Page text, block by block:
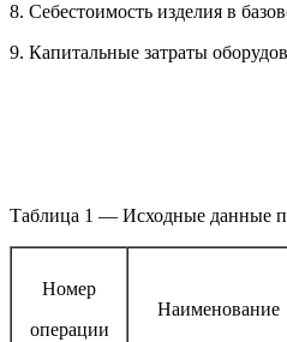
8. Себестоимость изделия в
9. Капитальные затраты
Таблица 1 — Исходные данные
Номер
операции
Наименование